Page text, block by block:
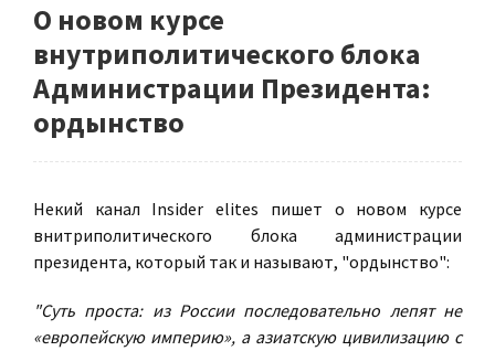
О новом курсе
внутриполитического блока
Администрации Президента:
ордынство
Некий канал Insider elites пишет о новом курсе
внитриполитического блока администрации
президента, который так и называют, "ордынство":
"Суть проста: из России последовательно лепят не
«европейскую империю», а азиатскую цивилизацию с